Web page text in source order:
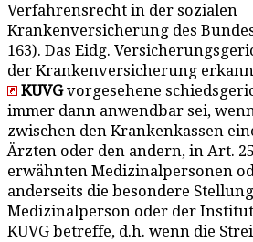
Verfahrensrecht in der sozialen
Krankenversicherung des
163). Das Eidg.
der Krankenversicherung
KUVGvorgesehene
immer dann anwendbar sei,
zwischen den Krankenkassen
Ärzten oder den andern, in Art.
erwähnten Medizinalpersonen
anderseits die besondere
Medizinalperson oder der
KUVG betreffe, d.h. wenn die